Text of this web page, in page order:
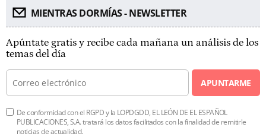
MIENTRAS DORMÍAS - NEWSLETTER
Apúntate gratis y recibe cada mañana un análisis de los
temas del día
APUNTARME
De conformidad con el RGPD y la LOPDGDD, EL LEÓN DE EL ESPAÑOL
PUBLICACIONES, S.A. tratará los datos facilitados con la finalidad de remitirle
noticias de actualidad.